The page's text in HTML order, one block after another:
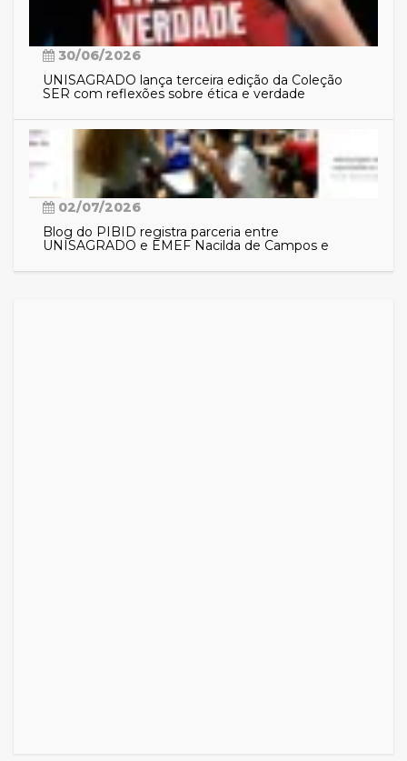
30/06/2026
UNISAGRADO lança terceira edição da Coleção
SER com reflexões sobre ética e verdade
02/07/2026
Blog do PIBID registra parceria entre
UNISAGRADO e EMEF Nacilda de Campos e